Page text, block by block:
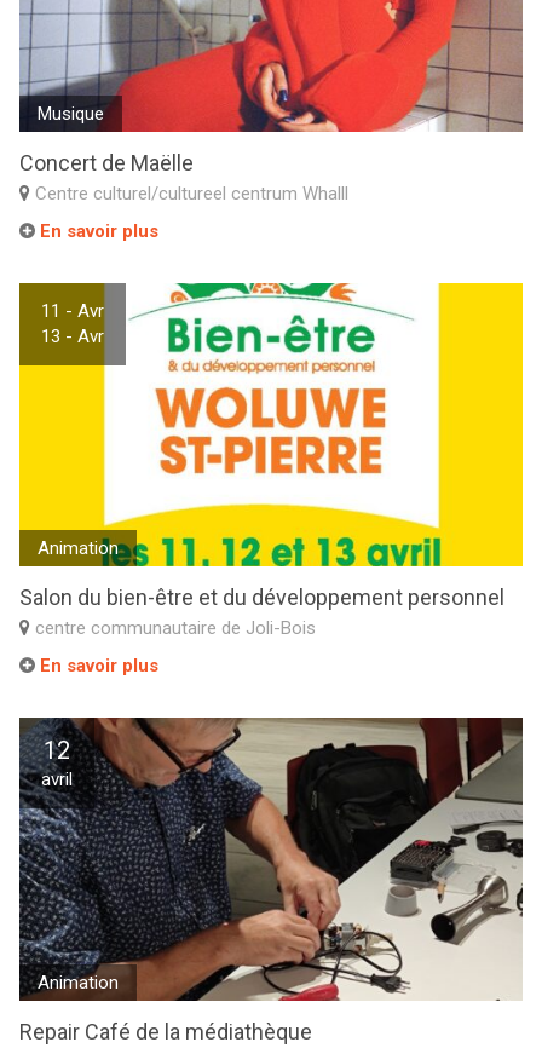
Musique
Concert de Maëlle
Centre culturel/cultureel centrum Whalll
En savoir plus
11 - Avr
13 - Avr
Animation
Salon du bien-être et du développement personnel
centre communautaire de Joli-Bois
En savoir plus
12
avril
Animation
Repair Café de la médiathèque